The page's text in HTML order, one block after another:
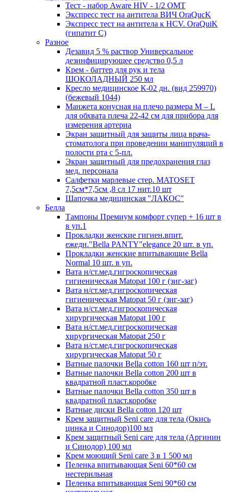
Тест - набор Aware HIV - 1/2 ОМТ
Экспресс тест на антитела ВИЧ OraQuсK
Экспресс тест на антитела к HCV. OraQuiK
(гипатит С)
Разное
Дезавид 5 % раствор Универсальное
дезинфицирующее средство 0,5 л
Крем - баттер для рук и тела
ШОКОЛАДНЫЙ 250 мл
Кресло медицинское К-02 дн. (вид 259970)
(бежевый 1044)
Манжета конусная на плечо размера М – L
для обхвата плеча 22-42 см для прибора для
измерения артериа
Экран защитный для защиты лица врача-
стоматолога при проведении манипуляций в
полости рта с 5-пл.
Экран защитный для предохранения глаз
мед. персонала
Салфетки марлевые стер. MATOSET
7,5см*7,5см ,8 сл 17 нит.10 шт
Шапочка медицинская "ЛАКОС"
Белла
Тампоны Премиум комфорт супер + 16 шт в
в уп.1
Прокладки женские гигиен.впит.
ежедн."Bella PANTY"elegance 20 шт. в уп.
Прокладки женские впитывающие Bella
Normal 10 шт. в уп.
Вата н/ст.мед.гигроскопическая
гигиеническая Matopat 100 г (зиг-заг)
Вата н/ст.мед.гигроскопическая
гигиеническая Matopat 50 г (зиг-заг)
Вата н/ст.мед.гигроскопическая
хирургическая Matopat 100 г
Вата н/ст.мед.гигроскопическая
хирургическая Matopat 250 г
Вата н/ст.мед.гигроскопическая
хирургическая Matopat 50 г
Ватные палочки Bella cotton 160 шт п/эт.
Ватные палочки Bella cotton 200 шт в
квадратной пласт.коробке
Ватные палочки Bella cotton 350 шт в
квадратной пласт.коробке
Ватные диски Bella cotton 120 шт
Крем защитный Seni care для тела (Окись
цинка и Синодор)100 мл
Крем защитный Seni care для тела (Аргинин
и Синодор) 100 мл
Крем моющий Seni care 3 в 1 500 мл
Пеленка впитывающая Seni 60*60 см
нестерильная
Пеленка впитывающая Seni 90*60 см